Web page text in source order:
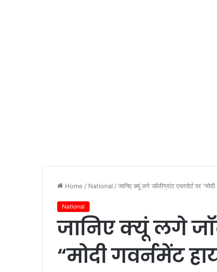
Home / National /जानिए क्यूं लगे जॉलीग्रांट एयरपोर्ट पर
National
जानिए क्यूं लगे
“मोदी गवर्नमेंट